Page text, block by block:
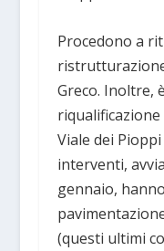
Procedono a
Greco. Inoltre,
riqualificazione
Viale dei Pioppi
interventi,
gennaio,
(questi ultimi